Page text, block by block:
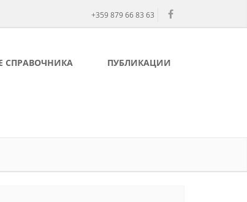
+359 879 66 83 63
СПРАВОЧНИКА ПУБЛИКАЦИИ